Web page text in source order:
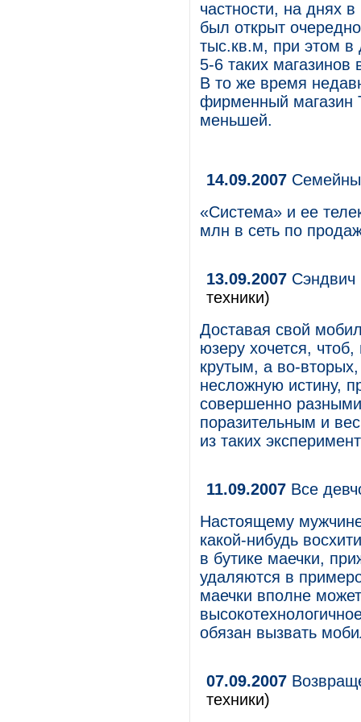
частности, на днях
был открыт
тыс.кв.м, при этом в
5-6 таких
В то же время
фирменный магазин
меньшей.
14.09.2007
«Система» и ее
млн в сеть по
13.09.2007 Сэндвич
техники)
Доставая свой
юзеру хочется,
крутым, а во-
несложную истину,
совершенно
поразительным и
из таких
11.09.2007 Все
Настоящему
какой-нибудь
в бутике маечки,
удаляются в
маечки вполне
обязан вызвать
07.09.2007
техники)